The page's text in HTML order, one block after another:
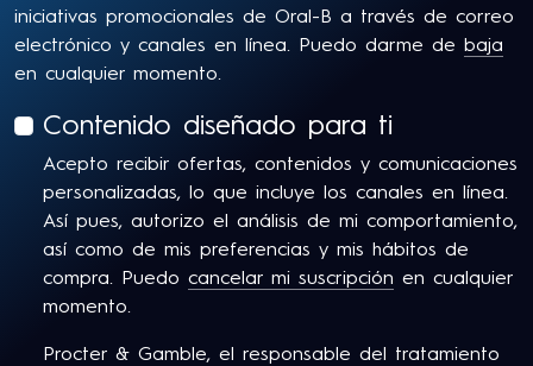
iniciativas promocionales de Oral-B a través de correo
electrónico y canales en línea. Puedo darme de baja
en cualquier momento.
Contenido diseñado para ti
Acepto recibir ofertas, contenidos y comunicaciones
personalizadas, lo que incluye los canales en línea.
Así pues, autorizo el análisis de mi comportamiento,
así como de mis preferencias y mis hábitos de
compra. Puedo cancelar mi suscripción en cualquier
momento.
Procter & Gamble, el responsable del tratamiento